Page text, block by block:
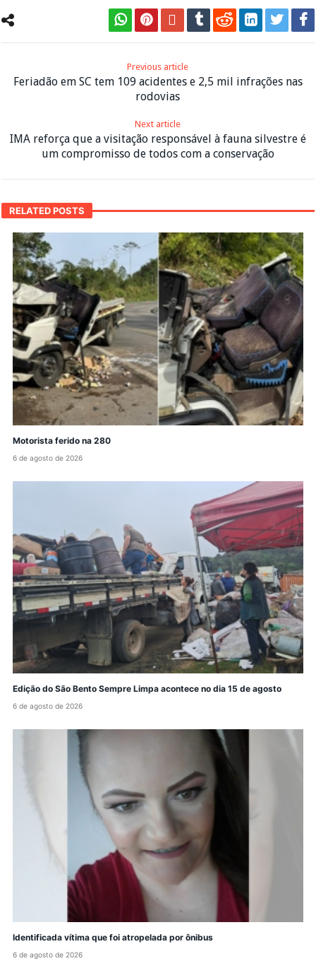
Previous article
Feriadão em SC tem 109 acidentes e 2,5 mil infrações nas
rodovias
Next article
IMA reforça que a visitação responsável à fauna silvestre é
um compromisso de todos com a conservação
RELATED POSTS
Motorista ferido na 280
6 de agosto de 2026
Edição do São Bento Sempre Limpa acontece no dia 15 de agosto
6 de agosto de 2026
Identificada vítima que foi atropelada por ônibus
6 de agosto de 2026